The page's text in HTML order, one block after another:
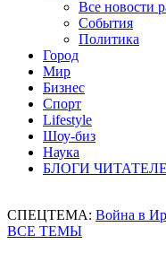
Все новости
События
Политика
Город
Мир
Бизнес
Спорт
Lifestyle
Шоу-биз
Наука
БЛОГИ
СПЕЦТЕМА: Война в
ВСЕ ТЕМЫ